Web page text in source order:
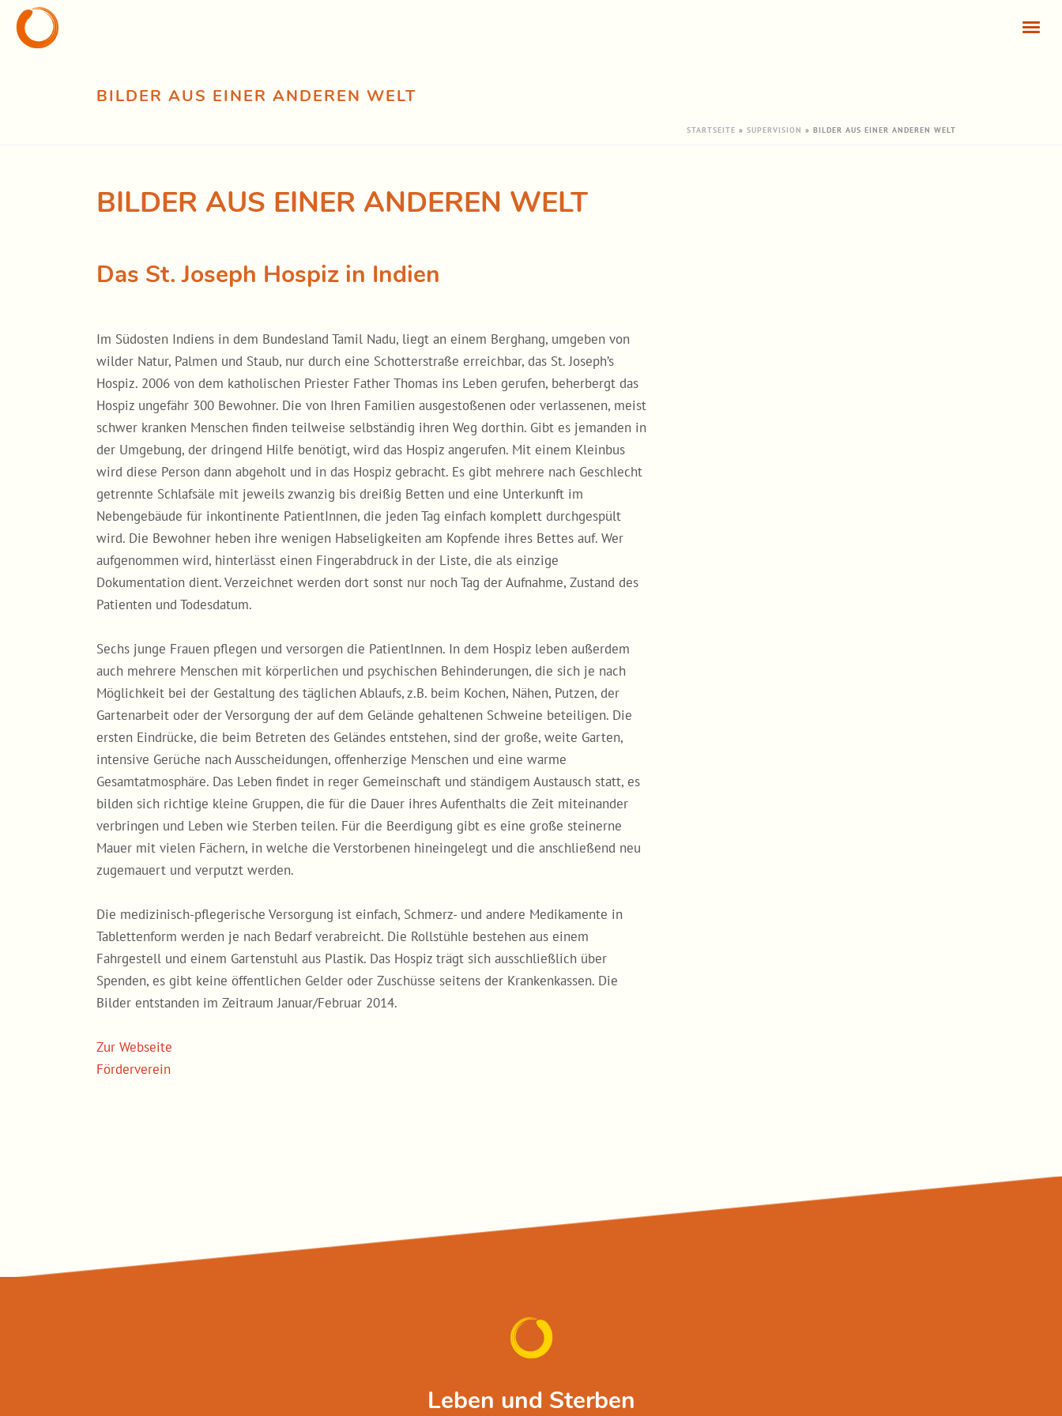
BILDER AUS EINER ANDEREN WELT
STARTSEITE » SUPERVISION » BILDER AUS EINER ANDEREN WELT
BILDER AUS EINER ANDEREN WELT
Das St. Joseph Hospiz in Indien
Im Südosten Indiens in dem Bundesland Tamil Nadu, liegt an einem Berghang, umgeben von
wilder Natur, Palmen und Staub, nur durch eine Schotterstraße erreichbar, das St. Joseph’s
Hospiz. 2006 von dem katholischen Priester Father Thomas ins Leben gerufen, beherbergt das
Hospiz ungefähr 300 Bewohner. Die von Ihren Familien ausgestoßenen oder verlassenen, meist
schwer kranken Menschen finden teilweise selbständig ihren Weg dorthin. Gibt es jemanden in
der Umgebung, der dringend Hilfe benötigt, wird das Hospiz angerufen. Mit einem Kleinbus
wird diese Person dann abgeholt und in das Hospiz gebracht. Es gibt mehrere nach Geschlecht
getrennte Schlafsäle mit jeweils zwanzig bis dreißig Betten und eine Unterkunft im
Nebengebäude für inkontinente PatientInnen, die jeden Tag einfach komplett durchgespült
wird. Die Bewohner heben ihre wenigen Habseligkeiten am Kopfende ihres Bettes auf. Wer
aufgenommen wird, hinterlässt einen Fingerabdruck in der Liste, die als einzige
Dokumentation dient. Verzeichnet werden dort sonst nur noch Tag der Aufnahme, Zustand des
Patienten und Todesdatum.
Sechs junge Frauen pflegen und versorgen die PatientInnen. In dem Hospiz leben außerdem
auch mehrere Menschen mit körperlichen und psychischen Behinderungen, die sich je nach
Möglichkeit bei der Gestaltung des täglichen Ablaufs, z.B. beim Kochen, Nähen, Putzen, der
Gartenarbeit oder der Versorgung der auf dem Gelände gehaltenen Schweine beteiligen. Die
ersten Eindrücke, die beim Betreten des Geländes entstehen, sind der große, weite Garten,
intensive Gerüche nach Ausscheidungen, offenherzige Menschen und eine warme
Gesamtatmosphäre. Das Leben findet in reger Gemeinschaft und ständigem Austausch statt, es
bilden sich richtige kleine Gruppen, die für die Dauer ihres Aufenthalts die Zeit miteinander
verbringen und Leben wie Sterben teilen. Für die Beerdigung gibt es eine große steinerne
Mauer mit vielen Fächern, in welche die Verstorbenen hineingelegt und die anschließend neu
zugemauert und verputzt werden.
Die medizinisch-pflegerische Versorgung ist einfach, Schmerz- und andere Medikamente in
Tablettenform werden je nach Bedarf verabreicht. Die Rollstühle bestehen aus einem
Fahrgestell und einem Gartenstuhl aus Plastik. Das Hospiz trägt sich ausschließlich über
Spenden, es gibt keine öffentlichen Gelder oder Zuschüsse seitens der Krankenkassen. Die
Bilder entstanden im Zeitraum Januar/Februar 2014.
Zur Webseite
Förderverein
Leben und Sterben